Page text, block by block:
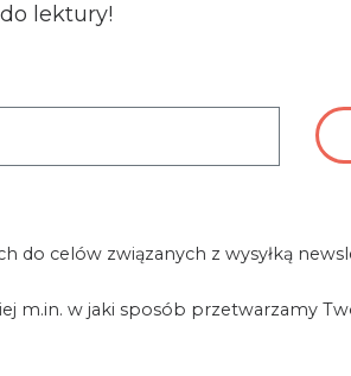
lektury!
do celów związanych z wysyłką
m.in. w jaki sposób przetwarzamy